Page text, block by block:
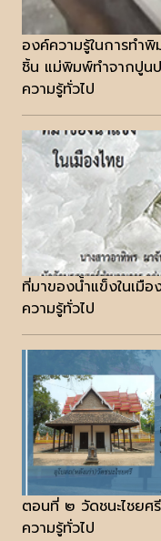
องค์ความรู้ในการทำ
ชิ้น แม่พิมพ์ทำจากปูน
ความรู้ทั่วไป
ที่มาของน้ำแข็งในเมือ
ความรู้ทั่วไป
ตอนที่ ๒ วัดชนะไชยศรี
ความรู้ทั่วไป